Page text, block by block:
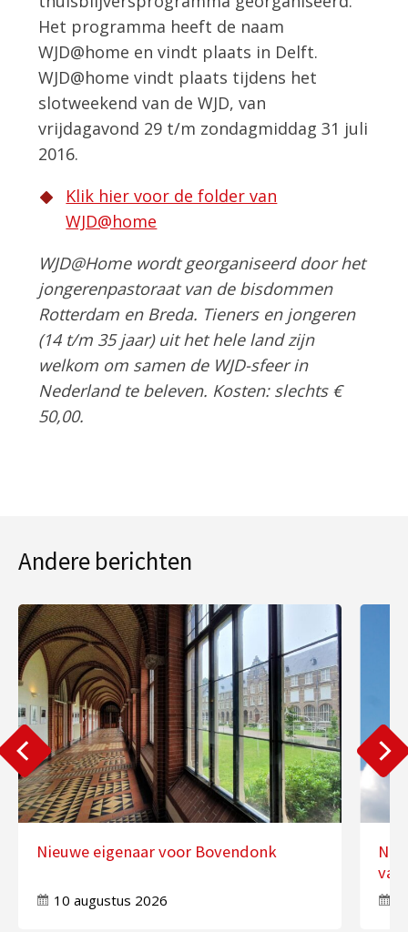
Het programma heeft de naam
WJD@home en vindt plaats in Delft.
WJD@home vindt plaats tijdens het
slotweekend van de WJD, van
vrijdagavond 29 t/m zondagmiddag 31 juli
2016.
Klik hier voor de folder van
WJD@home
WJD@Home wordt georganiseerd door het
jongerenpastoraat van de bisdommen
Rotterdam en Breda. Tieners en jongeren
(14 t/m 35 jaar) uit het hele land zijn
welkom om samen de WJD-sfeer in
Nederland te beleven. Kosten: slechts €
50,00.
Andere berichten
Nieuwe eigenaar voor Bovendonk
10 augustus 2026
van